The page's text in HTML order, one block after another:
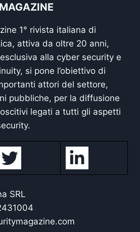
1° rivista italiana di
attiva da oltre 20 anni,
alla cyber security e
si pone l’obiettivo di
attori del settore,
pubbliche, per la diffusione
legati a tutti gli aspetti
SRL